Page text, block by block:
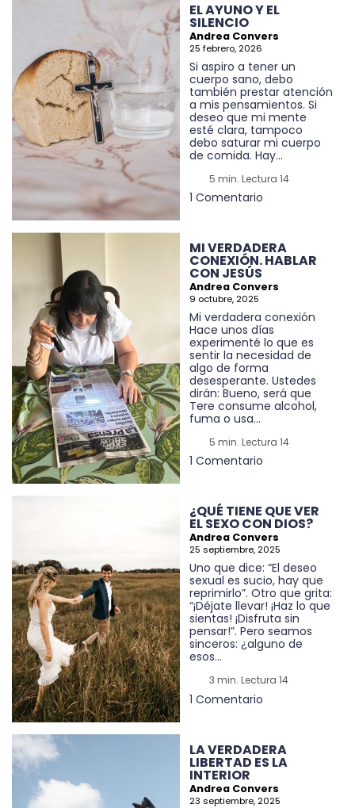
EL AYUNO Y EL
SILENCIO
Andrea Convers
25 febrero, 2026
Si aspiro a tener un
cuerpo sano, debo
también prestar atención
a mis pensamientos. Si
deseo que mi mente
esté clara, tampoco
debo saturar mi cuerpo
de comida. Hay...
5 min. Lectura 14
1 Comentario
MI VERDADERA
CONEXIÓN. HABLAR
CON JESÚS
Andrea Convers
9 octubre, 2025
Mi verdadera conexión
Hace unos días
experimenté lo que es
sentir la necesidad de
algo de forma
desesperante. Ustedes
dirán: Bueno, será que
Tere consume alcohol,
fuma o usa...
5 min. Lectura 14
1 Comentario
¿QUÉ TIENE QUE VER
EL SEXO CON DIOS?
Andrea Convers
25 septiembre, 2025
Uno que dice: “El deseo
sexual es sucio, hay que
reprimirlo”. Otro que grita:
“¡Déjate llevar! ¡Haz lo que
sientas! ¡Disfruta sin
pensar!”. Pero seamos
sinceros: ¿alguno de
esos...
3 min. Lectura 14
1 Comentario
LA VERDADERA
LIBERTAD ES LA
INTERIOR
Andrea Convers
23 septiembre, 2025